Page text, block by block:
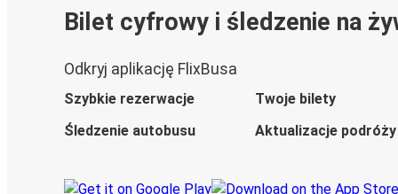
Bilet cyfrowy i śledzenie na
Odkryj aplikację FlixBusa
Szybkie rezerwacje
Twoje bilety
Śledzenie autobusu
Aktualizacje podróży